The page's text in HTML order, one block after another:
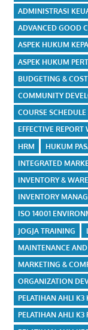
ADMINISTRASI
ADVANCED GOOD
ASPEK HUKUM
ASPEK HUKUM
BUDGETING &
COMMUNITY
COURSE SCHEDULE
EFFECTIVE REPORT
HRM
HUKUM
INTEGRATED
INVENTORY &
INVENTORY
ISO 14001
JOGJA TRAINING
MAINTENANCE
MARKETING &
ORGANIZATION
PELATIHAN AHLI K3
PELATIHAN AHLI K3